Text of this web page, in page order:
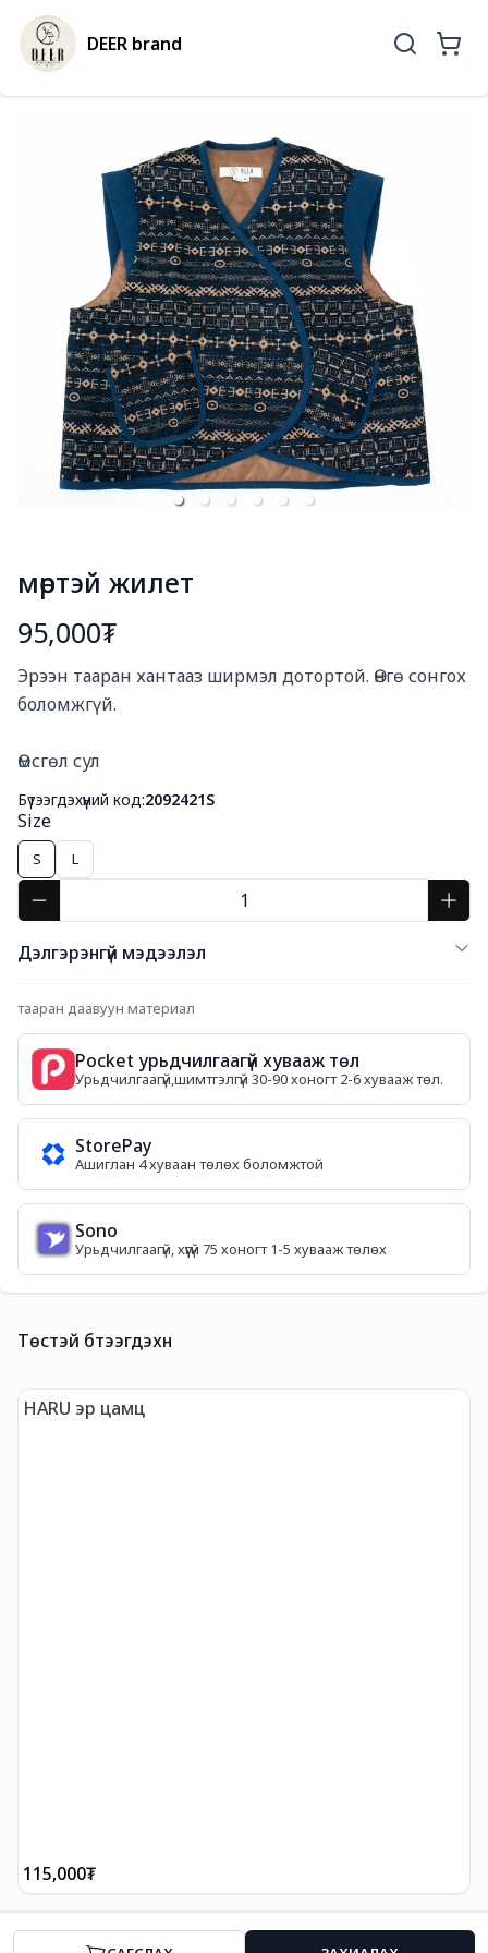
DEER brand
мөртэй жилет
95,000₮
Эрээн тааран хантааз ширмэл дотортой. Өнгө сонгох
боломжгүй.
Өмсгөл сул
Бүтээгдэхүүний код:2092421S
Size
S L
Дэлгэрэнгүй мэдээлэл
тааран даавуун материал
Pocket урьдчилгаагүй хувааж төл
Урьдчилгаагүй,шимтгэлгүй 30-90 хоногт 2-6 хувааж төл.
StorePay
Ашиглан 4 хуваан төлөх боломжтой
Sono
Урьдчилгаагүй, хүүгүй 75 хоногт 1-5 хувааж төлөх
Төстэй бүтээгдэхүүн
HARU эр цамц
115,000₮